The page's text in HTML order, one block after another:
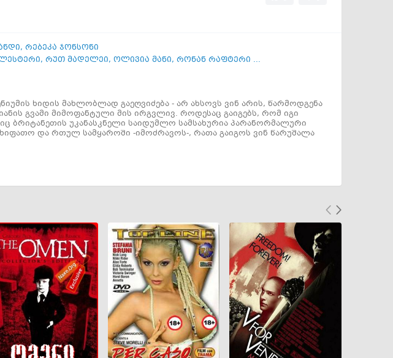
, რებეკა ჯონსონი
, რუთ მადელეი, ოლივია მანი, რონან რაფტერი ...
ხიდის მახლობლად გაეღვიძება - არ ახსოვს ვინ არის, წარმოდგენა
გვამი მიმოფანტული მის ირგვლივ. როდესაც გაიგებს, რომ იგი
ბრიტანეთის უკანასკნელი საიდუმლო სამსახურია პარანორმალური
და რთულ სამყაროში -იმოძრავოს-, რათა გაიგოს ვინ წარუშალა